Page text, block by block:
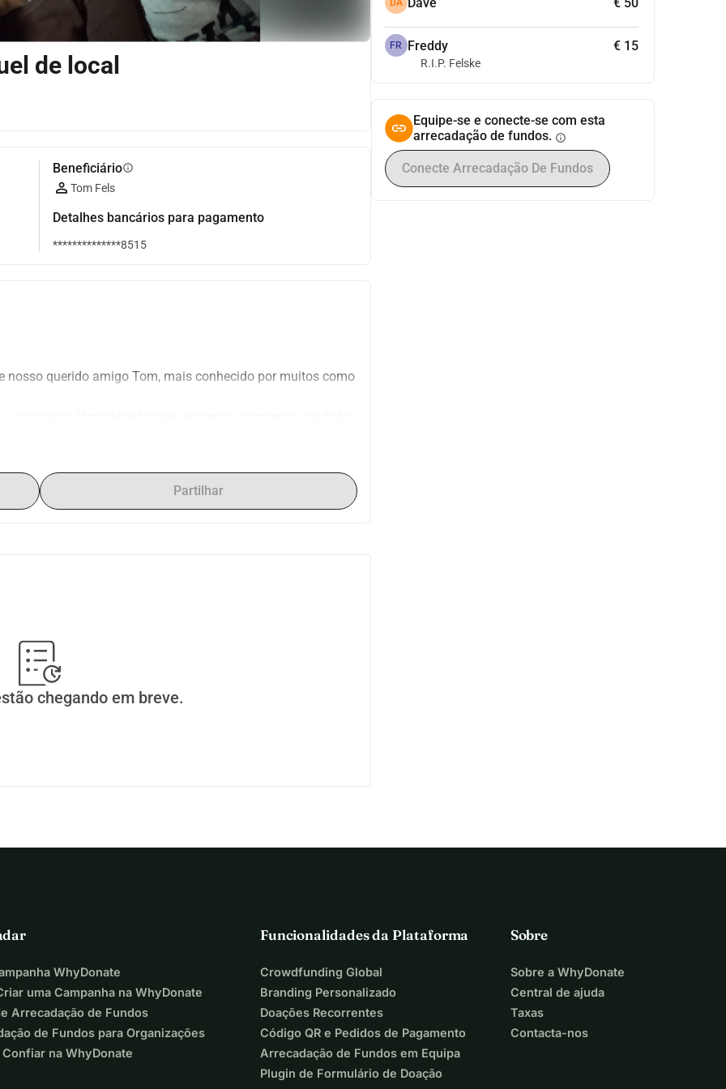
de local
Beneficiárioinfo
Tom Fels
Detalhes bancários para pagamento
**************8515
nosso querido amigo Tom, mais conhecido por muitos como
de arrecadação para ajudar a tornar esta última despedida
momento difícil.
Partilhar
chegando em breve.
DA
FR Freddy € 15
R.I.P. Felske
Equipe-se e conecte-se com esta
arrecadação de fundos. info
Conecte Arrecadação De Fundos
WhyDonate
uma Campanha na WhyDonate
Arrecadação de Fundos
de Fundos para Organizações
Confiar na WhyDonate
Funcionalidades da Plataforma
Crowdfunding Global
Branding Personalizado
Doações Recorrentes
Código QR e Pedidos de Pagamento
Arrecadação de Fundos em Equipa
Plugin de Formulário de Doação
Sobre
Sobre a WhyDonate
Central de ajuda
Taxas
Contacta-nos